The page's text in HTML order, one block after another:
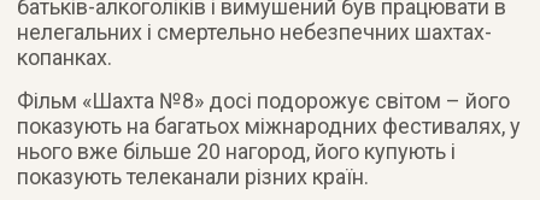
батьків-алкоголіків і вимушений був працювати в
нелегальних і смертельно небезпечних шахтах-
копанках.
Фільм «Шахта №8» досі подорожує світом – його
показують на багатьох міжнародних фестивалях, у
нього вже більше 20 нагород, його купують і
показують телеканали різних країн.